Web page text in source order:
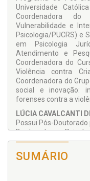
Universidade
Coordenadora
Vulnerabilidade e
Psicologia/PUCRS) e
em Psico­logia
Atendimento e
Coorde­nadora do
Violência contra
Coordenadora do
social e inovação:
forenses contra a
LÚCIA CAVALCANTI
Possui Pós-
Dou­torado em
São Paulo – USP.
de Manitoba,
Pontifícia
SUMÁRIO